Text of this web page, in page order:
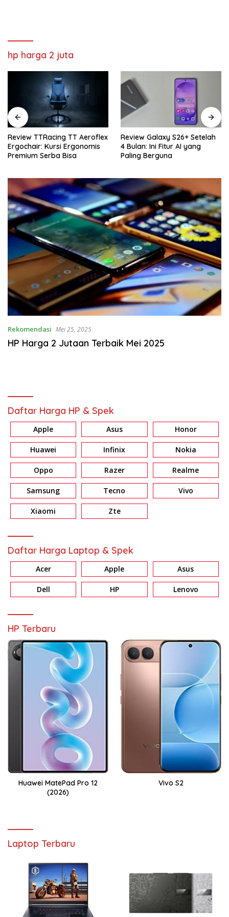
hp harga 2 juta
TT Aeroflex
Ergonomis
Bisa
Review Galaxy S26+ Setelah
4 Bulan: Ini Fitur AI yang
Paling Berguna
Review
Rekomendasi Mei 25, 2025
HP Harga 2 Jutaan Terbaik Mei 2025
Daftar Harga HP & Spek
Apple Asus Honor
Huawei Infinix Nokia
Oppo Razer Realme
Samsung Tecno Vivo
Xiaomi Zte
Daftar Harga Laptop & Spek
Acer Apple Asus
Dell HP Lenovo
HP Terbaru
Huawei MatePad Pro 12
(2026)
Vivo S2
Laptop Terbaru